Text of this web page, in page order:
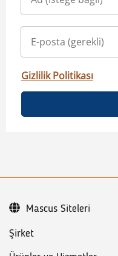
Gizlilik Politikası
Şirket
Mascus Siteleri